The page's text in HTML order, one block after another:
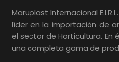
Maruplast Internacional
líder en la importación de
el sector de Horticultura. En
una completa gama de